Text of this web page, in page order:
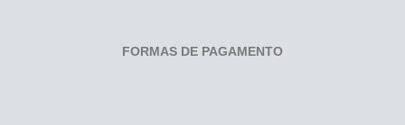
FORMAS DE PAGAMENTO